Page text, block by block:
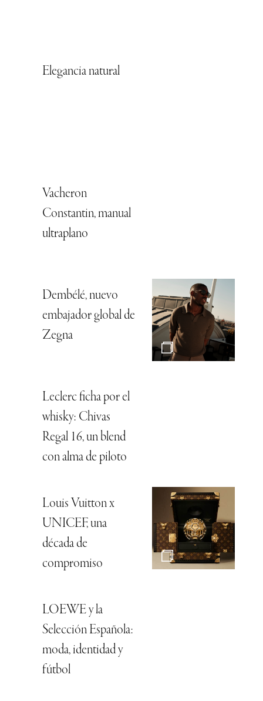
Elegancia natural
Vacheron
Constantin, manual
ultraplano
Dembélé, nuevo
embajador global de
Zegna
Leclerc ficha por el
whisky: Chivas
Regal 16, un blend
con alma de piloto
Louis Vuitton x
UNICEF, una
década de
compromiso
LOEWE y la
Selección Española:
moda, identidad y
fútbol